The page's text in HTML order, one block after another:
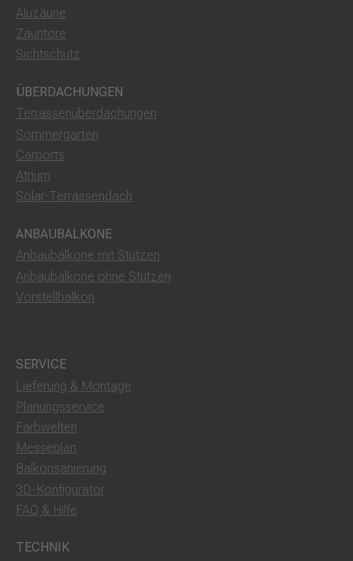
Aluzäune
Zauntore
Sichtschutz
ÜBERDACHUNGEN
Terrassenüberdachungen
Sommergarten
Carports
Atrium
Solar-Terrassendach
ANBAUBALKONE
Anbaubalkone mit Stützen
Anbaubalkone ohne Stützen
Vorstellbalkon
SERVICE
Lieferung & Montage
Planungsservice
Farbwelten
Messeplan
Balkonsanierung
3D-Konfigurator
FAQ & Hilfe
TECHNIK